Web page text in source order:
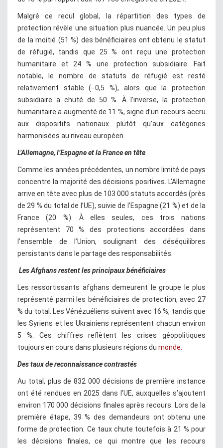
Malgré ce recul global, la répartition des types de
protection révèle une situation plus nuancée. Un peu plus
de la moitié (51 %) des bénéficiaires ont obtenu le statut
de réfugié, tandis que 25 % ont reçu une protection
humanitaire et 24 % une protection subsidiaire. Fait
notable, le nombre de statuts de réfugié est resté
relativement stable (−0,5 %), alors que la protection
subsidiaire a chuté de 50 %. À l’inverse, la protection
humanitaire a augmenté de 11 %, signe d’un recours accru
aux dispositifs nationaux plutôt qu’aux catégories
harmonisées au niveau européen.
L’Allemagne, l’Espagne et la France en tête
Comme les années précédentes, un nombre limité de pays
concentre la majorité des décisions positives. L’Allemagne
arrive en tête avec plus de 103 000 statuts accordés (près
de 29 % du total de l’UE), suivie de l’Espagne (21 %) et de la
France (20 %). À elles seules, ces trois nations
représentent 70 % des protections accordées dans
l’ensemble de l’Union, soulignant des déséquilibres
persistants dans le partage des responsabilités.
Les Afghans restent les principaux bénéficiaires
Les ressortissants afghans demeurent le groupe le plus
représenté parmi les bénéficiaires de protection, avec 27
% du total. Les Vénézuéliens suivent avec 16 %, tandis que
les Syriens et les Ukrainiens représentent chacun environ
5 %. Ces chiffres reflètent les crises géopolitiques
toujours en cours dans plusieurs régions du monde.
Des taux de reconnaissance contrastés
Au total, plus de 832 000 décisions de première instance
ont été rendues en 2025 dans l’UE, auxquelles s’ajoutent
environ 170 000 décisions finales après recours. Lors de la
première étape, 39 % des demandeurs ont obtenu une
forme de protection. Ce taux chute toutefois à 21 % pour
les décisions finales, ce qui montre que les recours